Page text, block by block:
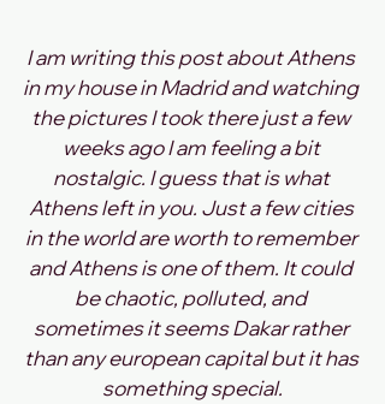
I am writing this post about Athens
in my house in Madrid and watching
the pictures I took there just a few
weeks ago I am feeling a bit
nostalgic. I guess that is what
Athens left in you. Just a few cities
in the world are worth to remember
and Athens is one of them. It could
be chaotic, polluted, and
sometimes it seems Dakar rather
than any european capital but it has
something special.